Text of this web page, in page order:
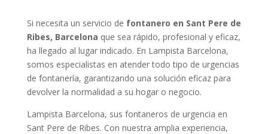
Si necesita un servicio de fontanero en Sant Pere de
Ribes, Barcelona que sea rápido, profesional y eficaz,
ha llegado al lugar indicado. En Lampista Barcelona,
somos especialistas en atender todo tipo de urgencias
de fontanería, garantizando una solución eficaz para
devolver la normalidad a su hogar o negocio.
Lampista Barcelona, sus fontaneros de urgencia en
Sant Pere de Ribes. Con nuestra amplia experiencia,